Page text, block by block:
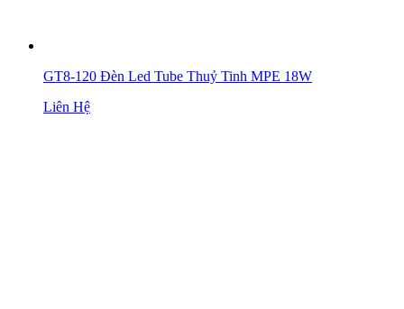
GT8-120 Đèn Led Tube Thuỷ Tinh MPE 18W
Liên Hệ